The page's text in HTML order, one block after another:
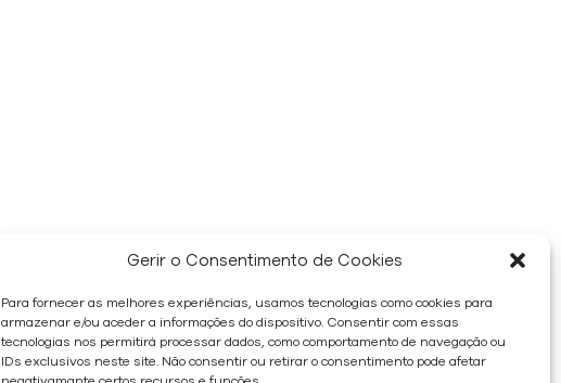
Gerir o Consentimento de Cookies
Para fornecer as melhores experiências, usamos tecnologias como cookies para
armazenar e/ou aceder a informações do dispositivo. Consentir com essas
tecnologias nos permitirá processar dados, como comportamento de navegação ou
IDs exclusivos neste site. Não consentir ou retirar o consentimento pode afetar